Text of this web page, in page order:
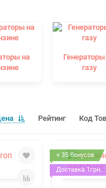
на
газу
Рейтинг Код
+ 35 бонусов
Доставка 1грн.